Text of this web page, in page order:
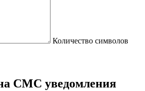
Количество символов
СМС уведомления